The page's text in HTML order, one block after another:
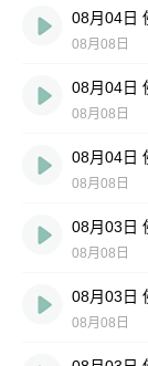
08月08日
08月08日
08月08日
08月08日
08月08日